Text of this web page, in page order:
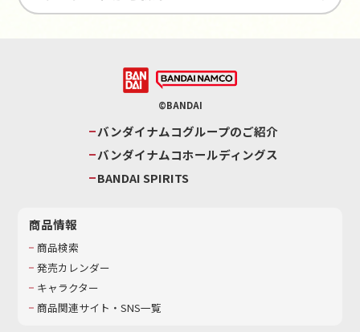
©BANDAI
バンダイナムコグループのご紹介
バンダイナムコホールディングス
BANDAI SPIRITS
商品情報
商品検索
発売カレンダー
キャラクター
商品関連サイト・SNS一覧